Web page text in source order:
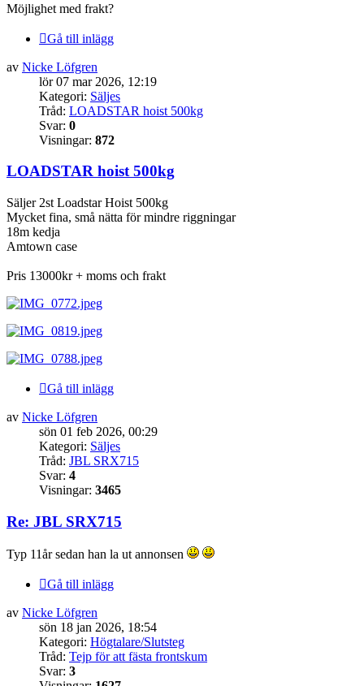
Möjlighet med frakt?
Gå till inlägg
av Nicke Löfgren
lör 07 mar 2026, 12:19
Kategori: Säljes
Tråd: LOADSTAR hoist 500kg
Svar: 0
Visningar: 872
LOADSTAR hoist 500kg
Säljer 2st Loadstar Hoist 500kg
Mycket fina, små nätta för mindre riggningar
18m kedja
Amtown case
Pris 13000kr + moms och frakt
Gå till inlägg
av Nicke Löfgren
sön 01 feb 2026, 00:29
Kategori: Säljes
Tråd: JBL SRX715
Svar: 4
Visningar: 3465
Re: JBL SRX715
Typ 11år sedan han la ut annonsen
Gå till inlägg
av Nicke Löfgren
sön 18 jan 2026, 18:54
Kategori: Högtalare/Slutsteg
Tråd: Tejp för att fästa frontskum
Svar: 3